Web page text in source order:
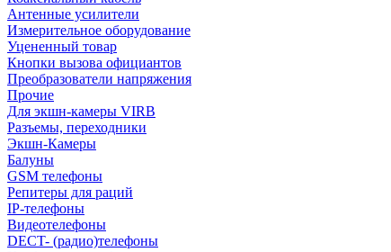
Антенные усилители
Измерительное оборудование
Уцененный товар
Кнопки вызова официантов
Преобразователи напряжения
Прочие
Для экшн-камеры VIRB
Разъемы, переходники
Экшн-Камеры
Балуны
GSM телефоны
Репитеры для раций
IP-телефоны
Видеотелефоны
DECT- (радио)телефоны